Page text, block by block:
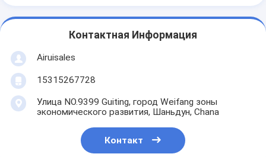
Контактная Информация
Airuisales
15315267728
Улица NO.9399 Guiting, город Weifang зоны
экономического развития, Шаньдун, Chana
Контакт